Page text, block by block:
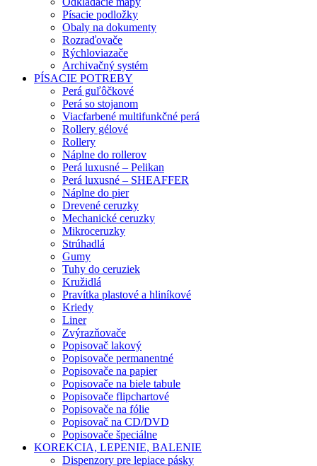
Písacie podložky
Obaly na dokumenty
Rozraďovače
Rýchloviazače
Archivačný systém
PÍSACIE POTREBY
Perá guľôčkové
Perá so stojanom
Viacfarbené multifunkčné perá
Rollery gélové
Rollery
Náplne do rollerov
Perá luxusné – Pelikan
Perá luxusné – SHEAFFER
Náplne do pier
Drevené ceruzky
Mechanické ceruzky
Mikroceruzky
Strúhadlá
Gumy
Tuhy do ceruziek
Kružidlá
Pravítka plastové a hliníkové
Kriedy
Liner
Zvýrazňovače
Popisovač lakový
Popisovače permanentné
Popisovače na papier
Popisovače na biele tabule
Popisovače flipchartové
Popisovače na fólie
Popisovač na CD/DVD
Popisovače špeciálne
KOREKCIA, LEPENIE, BALENIE
Dispenzory pre lepiace pásky